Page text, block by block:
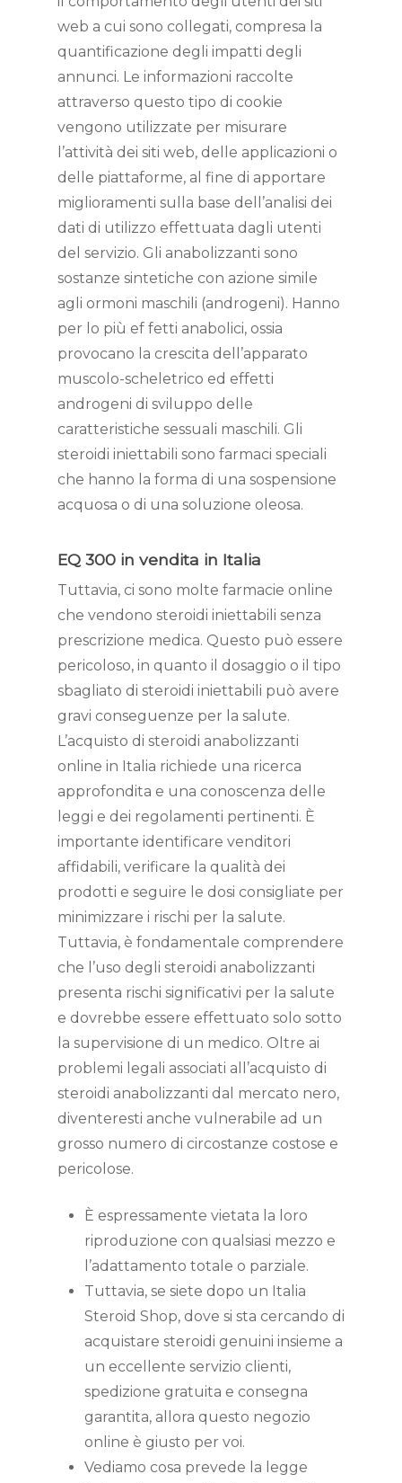
web a cui sono collegati, compresa la
quantificazione degli impatti degli
annunci. Le informazioni raccolte
attraverso questo tipo di cookie
vengono utilizzate per misurare
l’attività dei siti web, delle applicazioni o
delle piattaforme, al fine di apportare
miglioramenti sulla base dell’analisi dei
dati di utilizzo effettuata dagli utenti
del servizio. Gli anabolizzanti sono
sostanze sintetiche con azione simile
agli ormoni maschili (androgeni). Hanno
per lo più ef fetti anabolici, ossia
provocano la crescita dell’apparato
muscolo-scheletrico ed effetti
androgeni di sviluppo delle
caratteristiche sessuali maschili. Gli
steroidi iniettabili sono farmaci speciali
che hanno la forma di una sospensione
acquosa o di una soluzione oleosa.
EQ 300 in vendita in Italia
Tuttavia, ci sono molte farmacie online
che vendono steroidi iniettabili senza
prescrizione medica. Questo può essere
pericoloso, in quanto il dosaggio o il tipo
sbagliato di steroidi iniettabili può avere
gravi conseguenze per la salute.
L’acquisto di steroidi anabolizzanti
online in Italia richiede una ricerca
approfondita e una conoscenza delle
leggi e dei regolamenti pertinenti. È
importante identificare venditori
affidabili, verificare la qualità dei
prodotti e seguire le dosi consigliate per
minimizzare i rischi per la salute.
Tuttavia, è fondamentale comprendere
che l’uso degli steroidi anabolizzanti
presenta rischi significativi per la salute
e dovrebbe essere effettuato solo sotto
la supervisione di un medico. Oltre ai
problemi legali associati all’acquisto di
steroidi anabolizzanti dal mercato nero,
diventeresti anche vulnerabile ad un
grosso numero di circostanze costose e
pericolose.
È espressamente vietata la loro
riproduzione con qualsiasi mezzo e
l’adattamento totale o parziale.
Tuttavia, se siete dopo un Italia
Steroid Shop, dove si sta cercando di
acquistare steroidi genuini insieme a
un eccellente servizio clienti,
spedizione gratuita e consegna
garantita, allora questo negozio
online è giusto per voi.
Vediamo cosa prevede la legge